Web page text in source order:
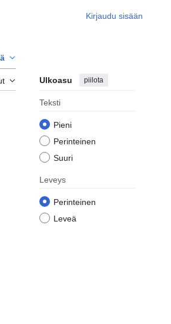
Kirjaudu sisään
Ulkoasu piilota
Teksti
Pieni
Perinteinen
Suuri
Leveys
Perinteinen
Leveä